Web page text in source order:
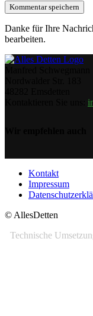
Danke für Ihre
bearbeiten.
Kontakt
Impressum
© AllesDetten
Technische